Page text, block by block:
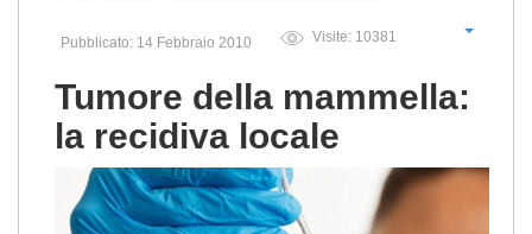
Pubblicato: 14 Febbraio 2010 Visite: 10381
Tumore della mammella:
la recidiva locale